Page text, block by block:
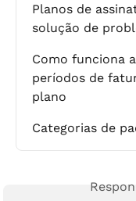
Planos de
solução de
Como funciona
períodos de
plano
Categorias de